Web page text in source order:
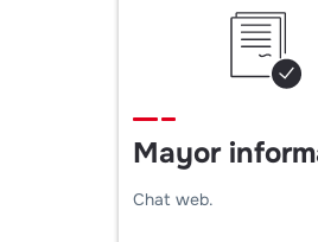
Mayor
Chat web.